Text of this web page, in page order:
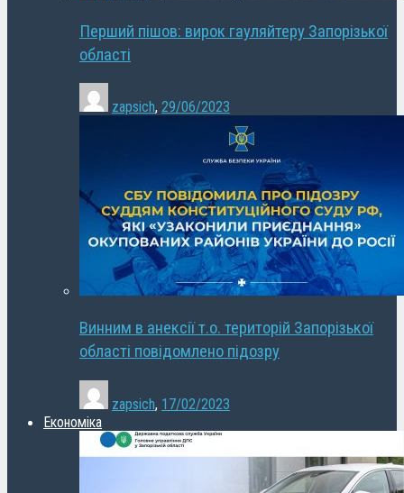
Перший пішов: вирок гауляйтеру Запорізької
області
zapsich, 29/06/2023
Винним в анексії т.о. територій Запорізької
області повідомлено підозру
zapsich, 17/02/2023
Економіка